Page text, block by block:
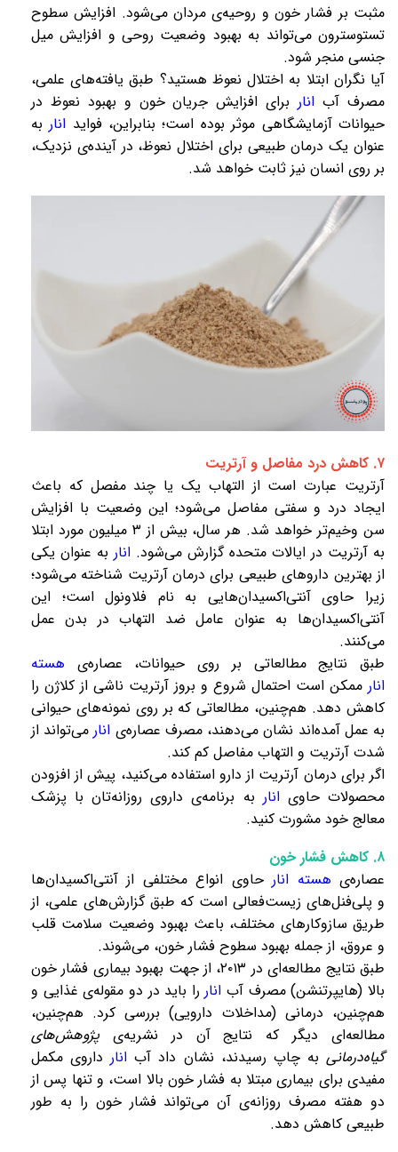
مثبت بر فشار خون و روحیه‌ی مردان می‌شود. افزایش سطوح
تستوسترون می‌تواند به بهبود وضعیت روحی و افزایش میل
جنسی منجر شود.
آیا نگران ابتلا به اختلال نعوظ هستید؟ طبق یافته‌های علمی،
مصرف آب انار برای افزایش جریان خون و بهبود نعوظ در
حیوانات آزمایشگاهی موثر بوده است؛ بنابراین، فواید انار به
عنوان یک درمان طبیعی برای اختلال نعوظ، در آینده‌ی نزدیک،
بر روی انسان نیز ثابت خواهد شد.
۷. کاهش درد مفاصل و آرتریت
آرتریت عبارت است از التهاب یک یا چند مفصل که باعث
ایجاد درد و سفتی مفاصل می‌شود؛ این وضعیت با افزایش
سن وخیم‌تر خواهد شد. هر سال، بیش از ۳ میلیون مورد ابتلا
به آرتریت در ایالات متحده گزارش می‌شود. انار به عنوان یکی
از بهترین داروهای طبیعی برای درمان آرتریت شناخته می‌شود؛
زیرا حاویآنتی‌اکسیدان‌هایی به نام فلاونولاست؛ این
آنتی‌اکسیدان‌ها به عنوان عامل ضد التهاب در بدن عمل
می‌کنند.
طبق نتایج مطالعاتی بر روی حیوانات، عصاره‌ی هسته
انار ممکن است احتمال شروع و بروز آرتریت ناشی از کلاژن را
کاهش دهد. هم‌چنین، مطالعاتی که بر روی نمونه‌های حیوانی
به عمل آمده‌اند نشان می‌دهند، مصرف عصاره‌ی انار می‌تواند از
شدت آرتریت و التهاب مفاصل کم کند.
اگر برای درمان آرتریت از دارو استفاده می‌کنید، پیش از افزودن
محصولات حاویانار به برنامه‌ی داروی روزانه‌تان با پزشک
معالج خود مشورت کنید.
۸. کاهش فشار خون
عصاره‌ی هسته انار حاوی انواع مختلفی از آنتی‌اکسیدان‌ها
و پلی‌فنل‌های زیست‌فعالی است که طبق گزارش‌های علمی، از
طریق سازوکارهای مختلف، باعث بهبود وضعیت سلامت قلب
و عروق، از جمله بهبود سطوح فشار خون، می‌شوند.
طبق نتایج مطالعه‌ای در ۲۰۱۳، از جهت بهبود بیماری فشار خون
بالا (هایپرتنشن) مصرف آب اناررا باید در دو مقوله‌ی غذایی و
هم‌چنین، درمانی (مداخلات دارویی) بررسی کرد. هم‌چنین،
مطالعه‌ای دیگر که نتایج آن در نشریه‌ی پژوهش‌های
گیاه‌درمانیبه چاپ رسیدند، نشان داد آب انارداروی مکمل
مفیدی برای بیماری مبتلا به فشار خون بالا است، و تنها پس از
دو هفته مصرف روزانه‌ی آن می‌تواند فشار خون را به طور
طبیعی کاهش دهد.